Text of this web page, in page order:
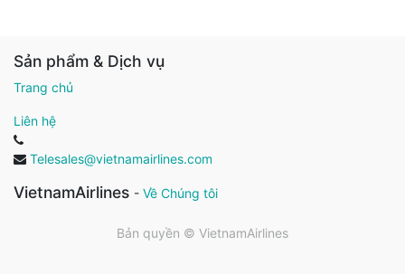
Sản phẩm & Dịch vụ
Trang chủ
Liên hệ
Telesales@vietnamairlines.com
VietnamAirlines - Về Chúng tôi
Bản quyền © VietnamAirlines